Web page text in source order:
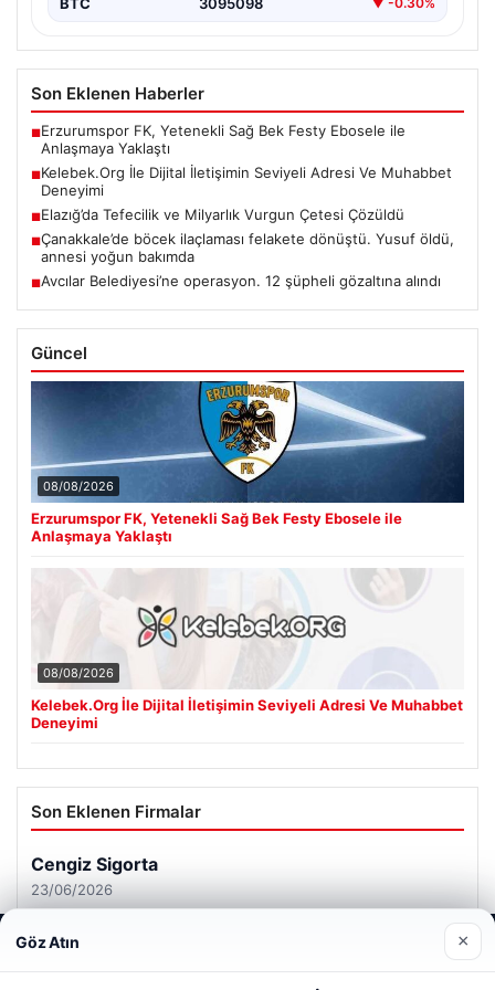
Son Eklenen Haberler
■Erzurumspor FK, Yetenekli Sağ Bek Festy Ebosele ile
Anlaşmaya Yaklaştı
■Kelebek.Org İle Dijital İletişimin Seviyeli Adresi Ve Muhabbet
Deneyimi
■Elazığ’da Tefecilik ve Milyarlık Vurgun Çetesi Çözüldü
■Çanakkale’de böcek ilaçlaması felakete dönüştü. Yusuf öldü,
annesi yoğun bakımda
■Avcılar Belediyesi’ne operasyon. 12 şüpheli gözaltına alındı
Güncel
08/08/2026
Erzurumspor FK, Yetenekli Sağ Bek Festy Ebosele ile
Anlaşmaya Yaklaştı
08/08/2026
Kelebek.Org İle Dijital İletişimin Seviyeli Adresi Ve Muhabbet
Deneyimi
Son Eklenen Firmalar
Web sitemizi nasıl kullandığınızı daha iyi anlayabilmek,
deneyiminizi kişiselleştirmek ve geliştirmek amacıyla çerezler
Göz Atın ×